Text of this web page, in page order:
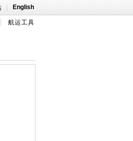
| English
航运工具